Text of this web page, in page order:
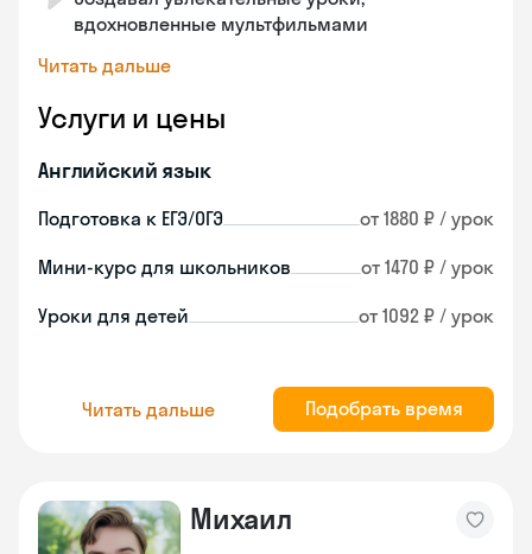
вдохновленные мультфильмами
Читать дальше
Услуги и цены
Английский язык
Подготовка к ЕГЭ/ОГЭ от 1880 ₽ / урок
Мини-курс для школьников от 1470 ₽ / урок
Уроки для детей от 1092 ₽ / урок
Читать дальше Подобрать время
Михаил